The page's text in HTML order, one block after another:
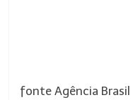
fonte Agência Brasil